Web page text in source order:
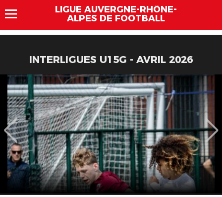
LIGUE AUVERGNE-RHÔNE-
ALPES DE FOOTBALL
INTERLIGUES U15G - AVRIL 2026